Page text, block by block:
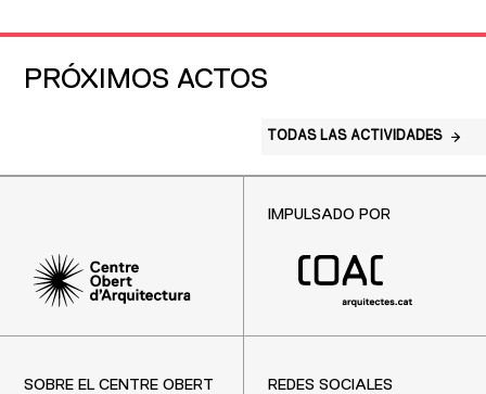
PRÓXIMOS ACTOS
TODAS LAS ACTIVIDADES
IMPULSADO POR
SOBRE EL CENTRE OBERT REDES SOCIALES